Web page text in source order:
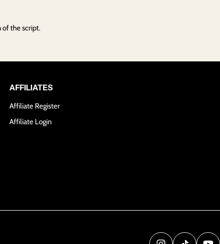
of the script.
AFFILIATES
Affiliate Register
Affiliate Login